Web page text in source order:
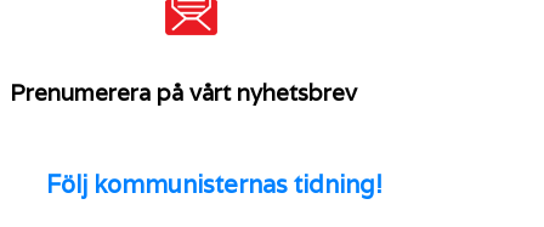
Prenumerera på vårt nyhetsbrev
Följ kommunisternas tidning!